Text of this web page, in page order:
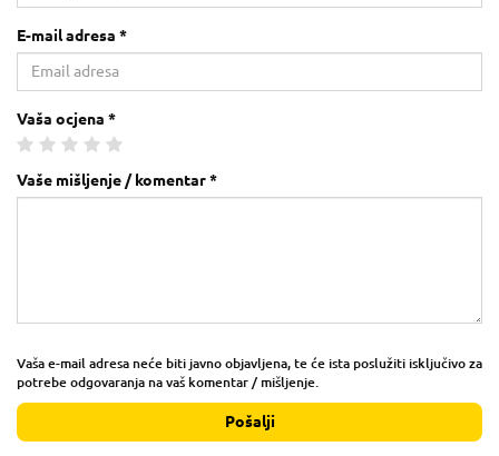
E-mail adresa *
Vaša ocjena *
Vaše mišljenje / komentar *
Vaša e-mail adresa neće biti javno objavljena, te će ista poslužiti isključivo za
potrebe odgovaranja na vaš komentar / mišljenje.
Pošalji